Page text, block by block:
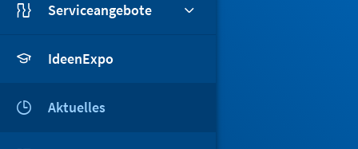
Serviceangebote
IdeenExpo
Aktuelles